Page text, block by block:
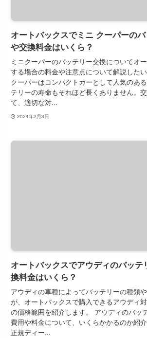
オートバックスでミニ クーパーの
や交換料金はいくら？
ミニクーパーのバッテリー交換についてオ
する場合の料金や注意点について解説した
クーパーはコンパクトカーとして人気のあ
テリーの寿命もそれほど長くありません。
て、適切な対...
2024年2月3日
オートバックスでアウディのバッテ
換料金はいくら？
アウディの車種によってバッテリーの種類
が、オートバックスで購入できるアウディ
の価格範囲を紹介します。 アウディのバッ
費用や料金について、いくらかかるのか紹
正規ディー...